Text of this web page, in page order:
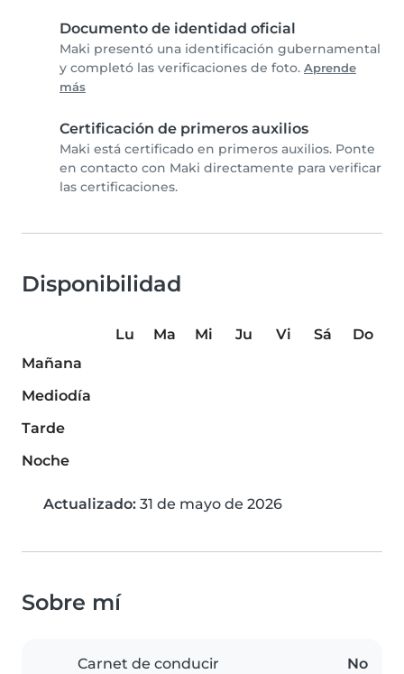
Documento de identidad oficial
Maki presentó una identificación gubernamental
y completó las verificaciones de foto. Aprende
más
Certificación de primeros auxilios
Maki está certificado en primeros auxilios. Ponte
en contacto con Maki directamente para verificar
las certificaciones.
Disponibilidad
Lu Ma Mi Ju Vi Sá
Do
Mañana
Mediodía
Tarde
Noche
Actualizado: 31 de mayo de 2026
Sobre mí
Carnet de conducir No